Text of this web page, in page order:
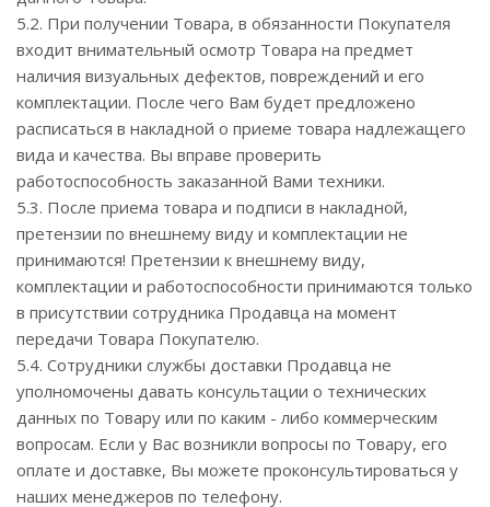
5.2. При получении Товара, в обязанности Покупателя
входит внимательный осмотр Товара на предмет
наличия визуальных дефектов, повреждений и его
комплектации. После чего Вам будет предложено
расписаться в накладной о приеме товара надлежащего
вида и качества. Вы вправе проверить
работоспособность заказанной Вами техники.
5.3. После приема товара и подписи в накладной,
претензии по внешнему виду и комплектации не
принимаются! Претензии к внешнему виду,
комплектации и работоспособности принимаются только
в присутствии сотрудника Продавца на момент
передачи Товара Покупателю.
5.4. Сотрудники службы доставки Продавца не
уполномочены давать консультации о технических
данных по Товару или по каким - либо коммерческим
вопросам. Если у Вас возникли вопросы по Товару, его
оплате и доставке, Вы можете проконсультироваться у
наших менеджеров по телефону.